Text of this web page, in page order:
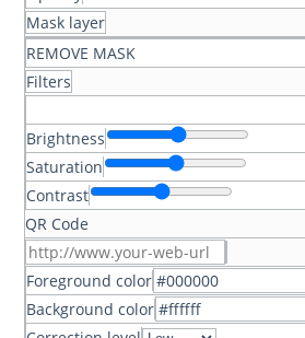
Mask layer
REMOVE MASK
Filters
Brightness
Saturation
Contrast
QR Code
Foreground color
Background color